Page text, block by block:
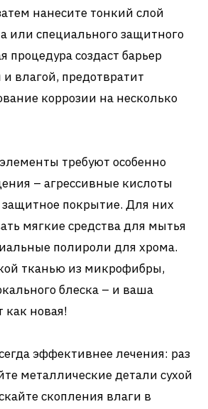
нанесите тонкий слой
или специального защитного
процедура создаст барьер
влагой, предотвратит
коррозии на несколько
требуют особенно
– агрессивные кислоты
защитное покрытие. Для них
мягкие средства для мытья
полироли для хрома.
тканью из микрофибры,
блеска – и ваша
как новая!
эффективнее лечения: раз
металлические детали сухой
скопления влаги в